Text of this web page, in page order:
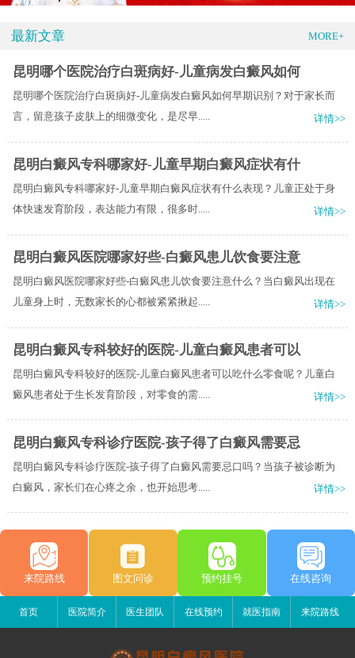
最新文章 MORE+
昆明哪个医院治疗白斑病好-儿童病发白癜风如何
昆明哪个医院治疗白斑病好-儿童病发白癜风如何早期识别？对于家长而
言，留意孩子皮肤上的细微变化，是尽早.....
详情>>
昆明白癜风专科哪家好-儿童早期白癜风症状有什
昆明白癜风专科哪家好-儿童早期白癜风症状有什么表现？儿童正处于身
体快速发育阶段，表达能力有限，很多时.....
详情>>
昆明白癜风医院哪家好些-白癜风患儿饮食要注意
昆明白癜风医院哪家好些-白癜风患儿饮食要注意什么？当白癜风出现在
儿童身上时，无数家长的心都被紧紧揪起.....
详情>>
昆明白癜风专科较好的医院-儿童白癜风患者可以
昆明白癜风专科较好的医院-儿童白癜风患者可以吃什么零食呢？儿童白
癜风患者处于生长发育阶段，对零食的需.....
详情>>
昆明白癜风专科诊疗医院-孩子得了白癜风需要忌
昆明白癜风专科诊疗医院-孩子得了白癜风需要忌口吗？当孩子被诊断为
白癜风，家长们在心疼之余，也开始思考.....
详情>>
来院路线 图文问诊 预约挂号 在线咨询
首页 医院简介 医生团队 在线预约 就医指南 来院路线